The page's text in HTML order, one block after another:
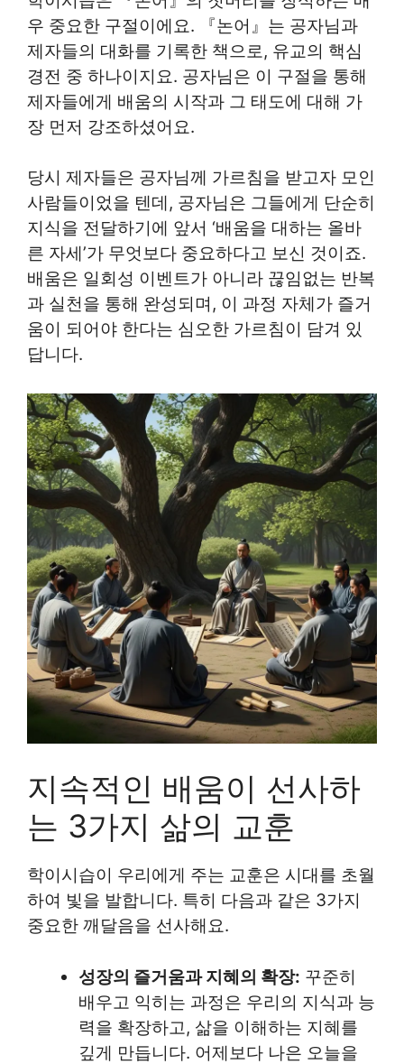
우 중요한 구절이에요. 『논어』는 공자님과
제자들의 대화를 기록한 책으로, 유교의 핵심
경전 중 하나이지요. 공자님은 이 구절을 통해
제자들에게 배움의 시작과 그 태도에 대해 가
장 먼저 강조하셨어요.
당시 제자들은 공자님께 가르침을 받고자 모인
사람들이었을 텐데, 공자님은 그들에게 단순히
지식을 전달하기에 앞서 ‘배움을 대하는 올바
른 자세’가 무엇보다 중요하다고 보신 것이죠.
배움은 일회성 이벤트가 아니라 끊임없는 반복
과 실천을 통해 완성되며, 이 과정 자체가 즐거
움이 되어야 한다는 심오한 가르침이 담겨 있
답니다.
지속적인 배움이 선사하
는 3가지 삶의 교훈
학이시습이 우리에게 주는 교훈은 시대를 초월
하여 빛을 발합니다. 특히 다음과 같은 3가지
중요한 깨달음을 선사해요.
성장의 즐거움과 지혜의 확장: 꾸준히
배우고 익히는 과정은 우리의 지식과 능
력을 확장하고, 삶을 이해하는 지혜를
깊게 만듭니다. 어제보다 나은 오늘을